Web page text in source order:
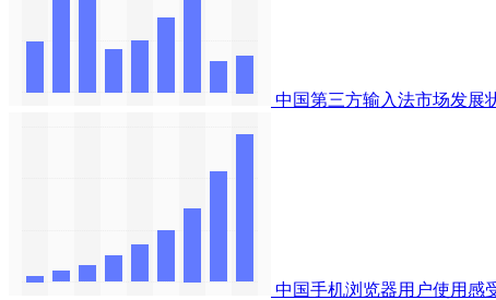
中国第三方输入法市场发展
中国手机浏览器用户使用感